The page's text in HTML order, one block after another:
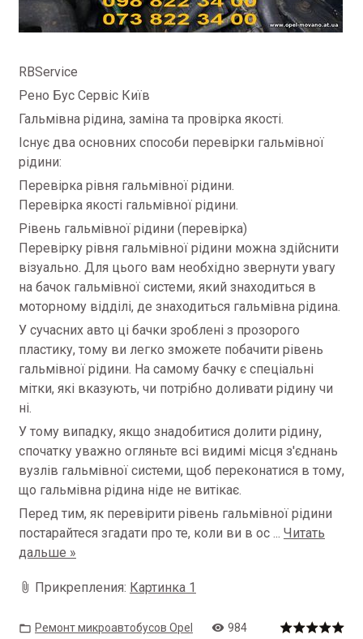
RBService
Рено Бус Сервіс Київ
Гальмівна рідина, заміна та провірка якості.
Існує два основних способи перевірки гальмівної
рідини:
Перевірка рівня гальмівної рідини.
Перевірка якості гальмівної рідини.
Рівень гальмівної рідини (перевірка)
Перевірку рівня гальмівної рідини можна здійснити
візуально. Для цього вам необхідно звернути увагу
на бачок гальмівної системи, який знаходиться в
моторному відділі, де знаходиться гальмівна рідина.
У сучасних авто ці бачки зроблені з прозорого
пластику, тому ви легко зможете побачити рівень
гальмівної рідини. На самому бачку є спеціальні
мітки, які вказують, чи потрібно доливати рідину чи
ні.
У тому випадку, якщо знадобитися долити рідину,
спочатку уважно огляньте всі видимі місця з'єднань
вузлів гальмівної системи, щоб переконатися в тому,
що гальмівна рідина ніде не витікає.
Перед тим, як перевірити рівень гальмівної рідини
постарайтеся згадати про те, коли ви в ос ... Читать
дальше »
Прикрепления: Картинка 1
Ремонт микроавтобусов Opel 984